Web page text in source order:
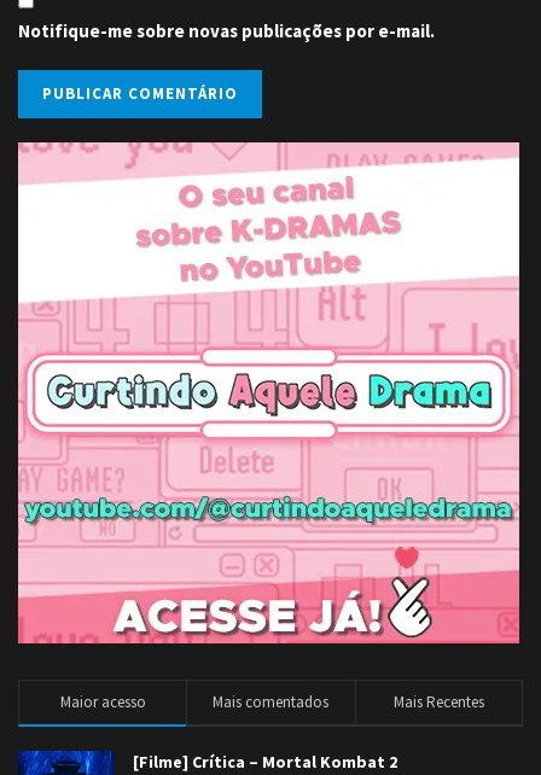
Notifique-me sobre novas publicações por e-mail.
Maior acesso Mais comentados Mais Recentes
[Filme] Crítica – Mortal Kombat 2